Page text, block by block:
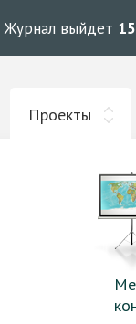
Журнал выйдет
Проекты